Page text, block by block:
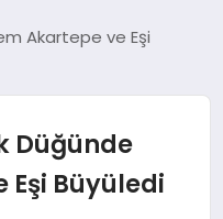
Akartepe ve Eşi
Düğünde
Eşi Büyüledi